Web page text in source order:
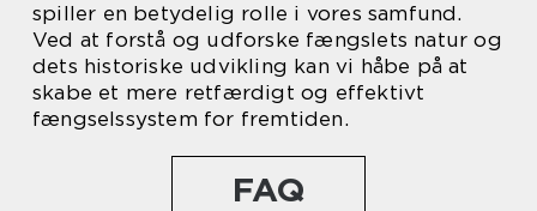
spiller en betydelig rolle i vores samfund.
Ved at forstå og udforske fængslets natur og
dets historiske udvikling kan vi håbe på at
skabe et mere retfærdigt og effektivt
fængselssystem for fremtiden.
FAQ